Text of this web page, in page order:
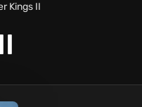
Kings II